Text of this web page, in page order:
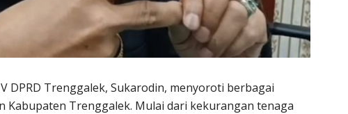
DPRD Trenggalek, Sukarodin, menyoroti berbagai
Kabupaten Trenggalek. Mulai dari kekurangan tenaga